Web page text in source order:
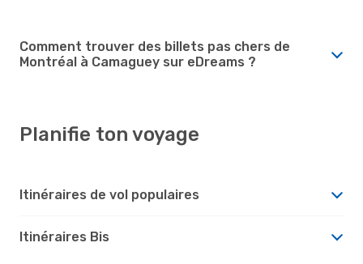
Comment trouver des billets pas chers de
Montréal à Camaguey sur eDreams ?
Planifie ton voyage
Itinéraires de vol populaires
Itinéraires Bis